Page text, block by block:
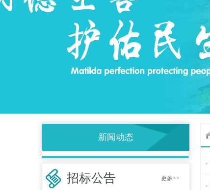
新闻动态
更多>>
招标公告